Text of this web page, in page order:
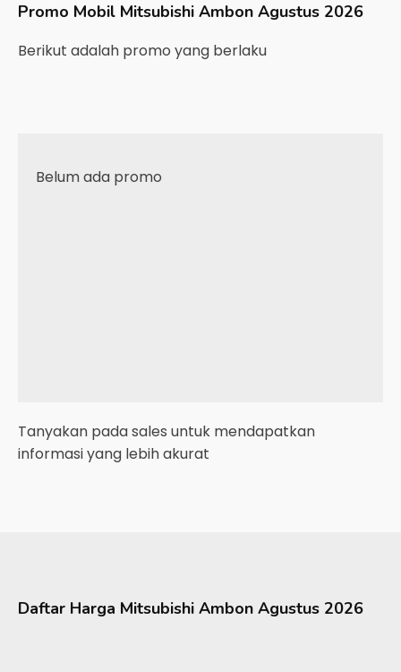
Promo Mobil Mitsubishi Ambon Agustus 2026
Berikut adalah promo yang berlaku
Belum ada promo
Tanyakan pada sales untuk mendapatkan
informasi yang lebih akurat
Daftar Harga Mitsubishi Ambon Agustus 2026